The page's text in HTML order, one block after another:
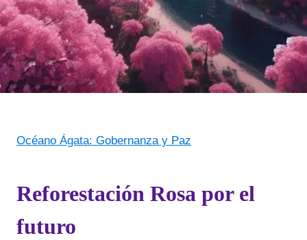
Océano Ágata: Gobernanza y Paz
Reforestación Rosa por el
futuro